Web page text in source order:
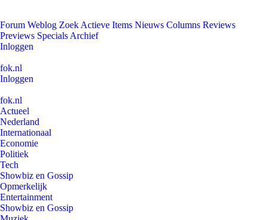
Forum Weblog Zoek Actieve Items Nieuws Columns Reviews
Previews Specials Archief
Inloggen
fok.nl
Inloggen
fok.nl
Actueel
Nederland
Internationaal
Economie
Politiek
Tech
Showbiz en Gossip
Opmerkelijk
Entertainment
Showbiz en Gossip